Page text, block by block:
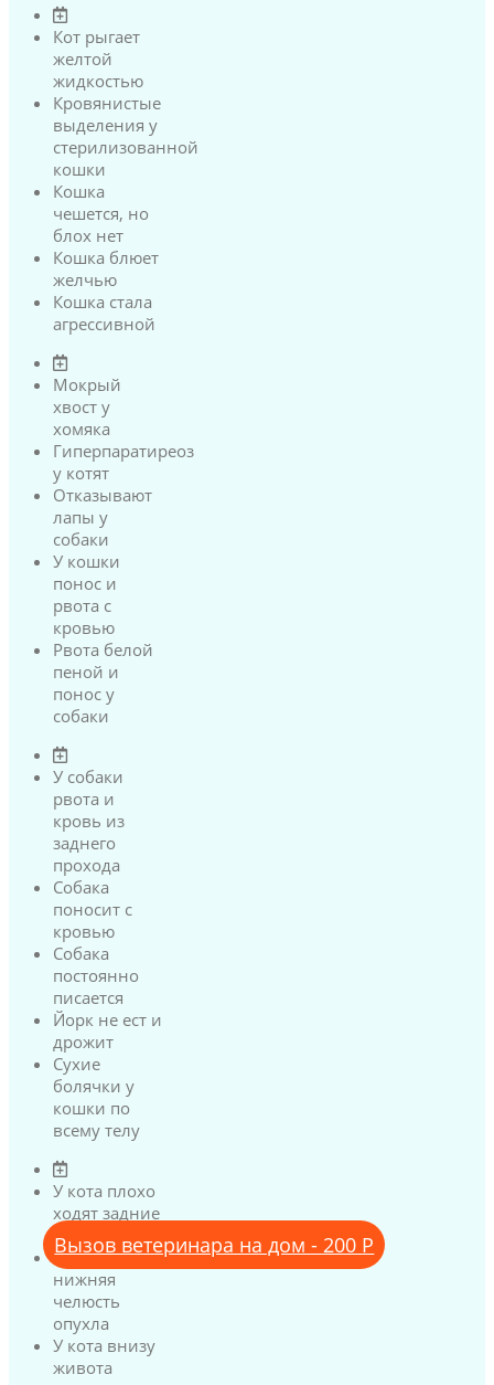
Вызов ветеринара на дом - 200 Р
Кот рыгает
желтой
жидкостью
Кровянистые
выделения у
стерилизованной
кошки
Кошка
чешется, но
блох нет
Кошка блюет
желчью
Кошка стала
агрессивной
Мокрый
хвост у
хомяка
Гиперпаратиреоз
у котят
Отказывают
лапы у
собаки
У кошки
понос и
рвота с
кровью
Рвота белой
пеной и
понос у
собаки
У собаки
рвота и
кровь из
заднего
прохода
Собака
поносит с
кровью
Собака
постоянно
писается
Йорк не ест и
дрожит
Сухие
болячки у
кошки по
всему телу
У кота плохо
ходят задние
лапы
У кота
нижняя
челюсть
опухла
У кота внизу
живота